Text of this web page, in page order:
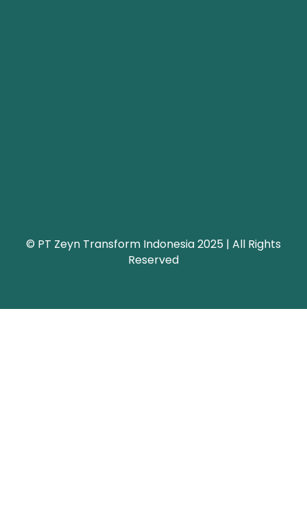
© PT Zeyn Transform Indonesia 2025 | All Rights
Reserved